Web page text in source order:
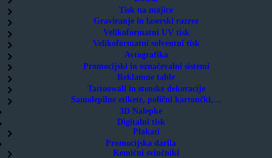
Tisk na majice
Graviranje in laserski razrez
Velikoformatni UV tisk
Velikoformatni solventni tisk
Avtografika
Promocijski in označevalni sistemi
Reklamne table
Tattoowall in stenske dekoracije
Samolepilne etikete, polični kartončki,…
3D Nalepke
Digitalni tisk
Plakati
Promocijska darila
Kemični svinčniki